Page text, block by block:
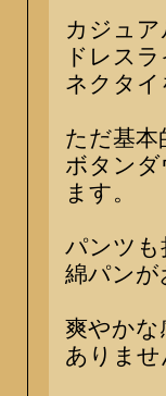
カジュ
ドレス
ネクタ
ただ基
ボタン
ます。
パンツ
綿パン
爽やかな
ありま